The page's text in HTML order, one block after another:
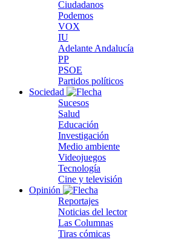
Ciudadanos
Podemos
VOX
IU
Adelante Andalucía
PP
PSOE
Partidos políticos
Sociedad
Sucesos
Salud
Educación
Investigación
Medio ambiente
Videojuegos
Tecnología
Cine y televisión
Opinión
Reportajes
Noticias del lector
Las Columnas
Tiras cómicas